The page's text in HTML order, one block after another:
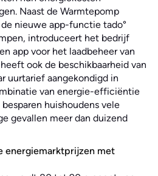
Naast de Warmtepomp
nieuwe app-functie tado°
introduceert het bedrijf
app voor het laadbeheer van
ook de beschikbaarheid van
uurtarief aangekondigd in
van energie-efficiëntie
huishoudens vele
gevallen meer dan duizend
energiemarktprijzen met